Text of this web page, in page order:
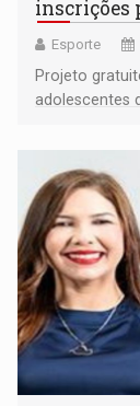
inscrições
Esporte
Projeto
adolescentes